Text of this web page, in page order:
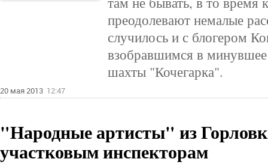
преодолевают немалые
случилось и с блогером
взобравшимся в минувшее
шахты "Кочегарка".
20 мая 2013 12:47
"Народные артисты" из
участковым инспекторам